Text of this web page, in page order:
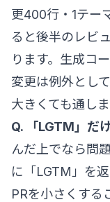
更400行・1テー
ると後半のレビ
ります。生成コ
変更は例外とし
大きくても通しま
Q. 「LGTM」だ
んだ上でなら問
に「LGTM」を
PRを小さくする